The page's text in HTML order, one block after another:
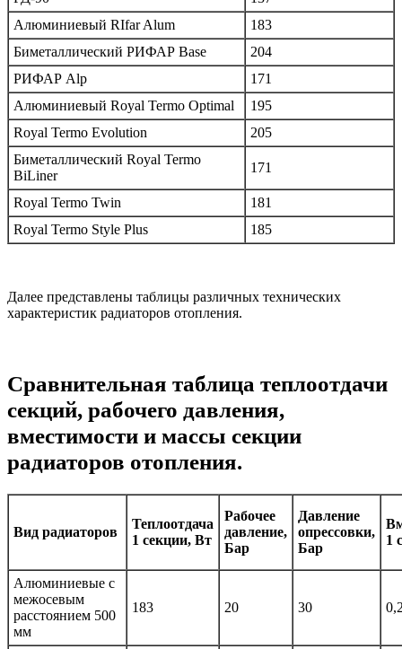
Алюминиевый RIfar Alum
183
Биметаллический РИФАР Base
204
РИФАР Alp
171
Алюминиевый Royal Termo Optimal
195
Royal Termo Evolution
205
Биметаллический Royal Termo
BiLiner
171
Royal Termo Twin
181
Royal Termo Style Plus
185
Далее представлены таблицы различных технических
характеристик радиаторов отопления.
Сравнительная таблица теплоотдачи
секций, рабочего давления,
вместимости и массы секции
радиаторов отопления.
Вид радиаторов
Теплоотдача
1 секции, Вт
Рабочее
давление,
Бар
Давление
опрессовки,
Бар
1
Алюминиевые с
межосевым
расстоянием 500
мм
183 20 30